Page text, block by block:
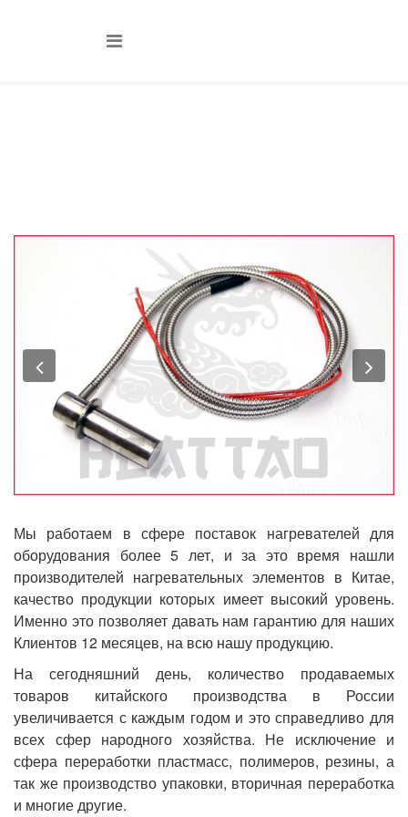
Previous
Мы работаем в сфере поставок нагревателей для
оборудования более 5 лет, и за это время нашли
производителей нагревательных элементов в Китае,
качество продукции которых имеет высокий уровень.
Именно это позволяет давать нам гарантию для наших
Клиентов 12 месяцев, на всю нашу продукцию.
На сегодняшний день, количество продаваемых
товаров китайского производства в России
увеличивается с каждым годом и это справедливо для
всех сфер народного хозяйства. Не исключение и
сфера переработки пластмасс, полимеров, резины, а
так же производство упаковки, вторичная переработка
и многие другие.